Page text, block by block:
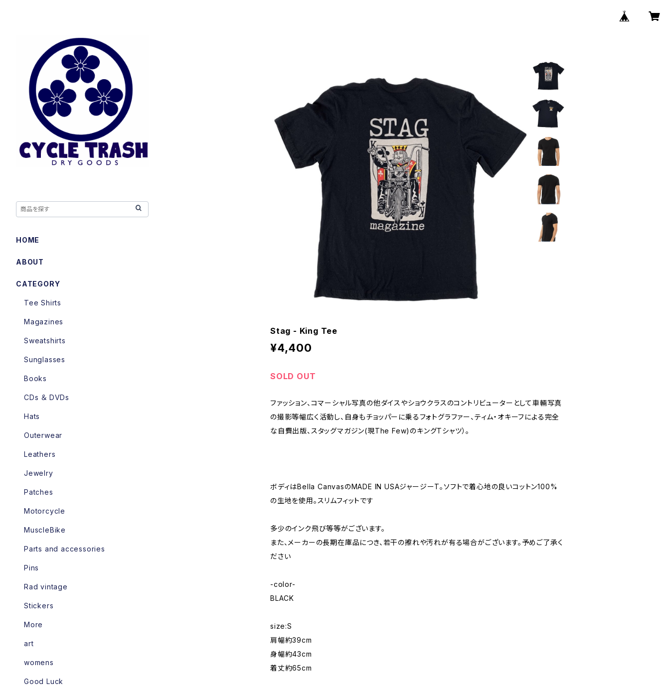
Stag - King Tee
¥4,400
SOLD OUT
ファッション、コマーシャル写真の他ダイスやショウクラスのコントリビューターとして車輛写真
の撮影等幅広く活動し、自身もチョッパーに乗るフォトグラファー、ティム・オキーフによる完全
な自費出版、スタッグマガジン(現The Few)のキングTシャツ）。
ボディはBella CanvasのMADE IN USAジャージーT。ソフトで着心地の良いコットン100%
の生地を使用。スリムフィットです
多少のインク飛び等等がございます。
また、メーカーの長期在庫品につき、若干の擦れや汚れが有る場合がございます。予めご了承く
ださい
-color-
BLACK
size:S
肩幅約39cm
身幅約43cm
着丈約65cm
HOME
ABOUT
CATEGORY
Tee Shirts
Magazines
Sweatshirts
Sunglasses
Books
CDs ＆ DVDs
Hats
Outerwear
Leathers
Jewelry
Patches
Motorcycle
MuscleBike
Parts and accessories
Pins
Rad vintage
Stickers
More
art
womens
Good Luck